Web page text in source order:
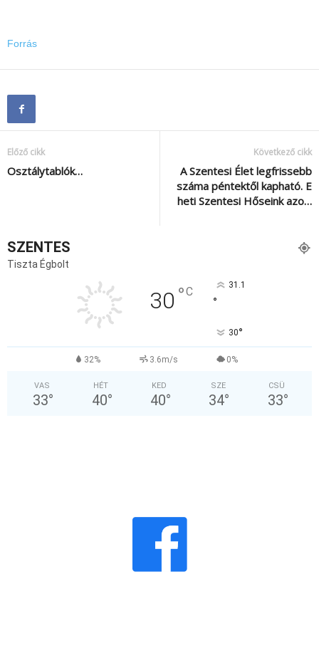
Forrás
Előző cikk
Osztálytablók…
Következő cikk
A Szentesi Élet legfrissebb
száma péntektől kapható. E
heti Szentesi Hőseink azo…
SZENTES
Tiszta Égbolt
30 °C 31.1
°
30°
32% 3.6m/s 0%
VAS
33°
HÉT
40°
KED
40°
SZE
34°
CSÜ
33°